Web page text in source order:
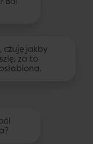
czuję jakby
za to